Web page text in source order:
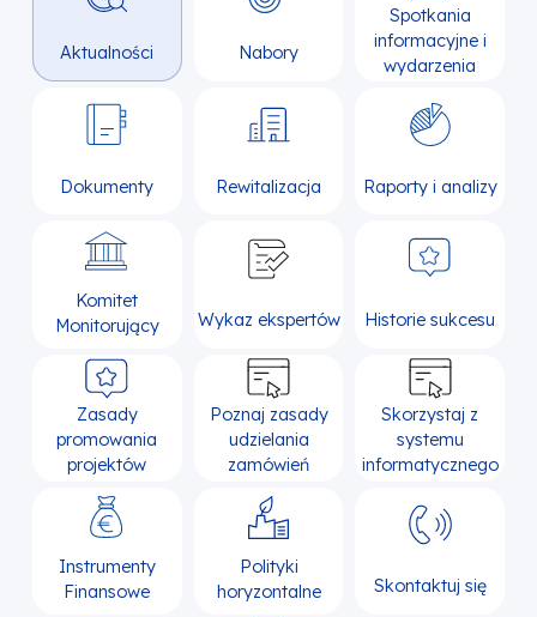
Aktualności Nabory
Spotkania
informacyjne i
wydarzenia
Dokumenty Rewitalizacja Raporty i analizy
Komitet
Monitorujący
Wykaz ekspertów Historie sukcesu
Zasady
promowania
projektów
Poznaj zasady
udzielania
zamówień
Skorzystaj z
systemu
informatycznego
Instrumenty
Finansowe
Polityki
horyzontalne
Skontaktuj się